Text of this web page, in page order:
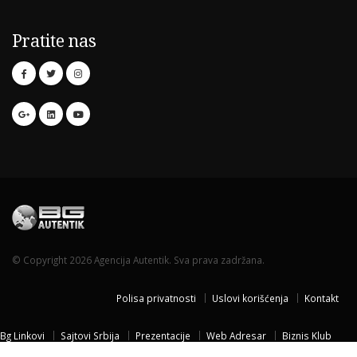
Pratite nas
© Copyright 2026 Agencija Autentik. Sva prava zadržana.
Polisa privatnosti Uslovi korišćenja Kontakt
Bg Linkovi Sajtovi Srbija Prezentacije Web Adresar
Biznis Klub